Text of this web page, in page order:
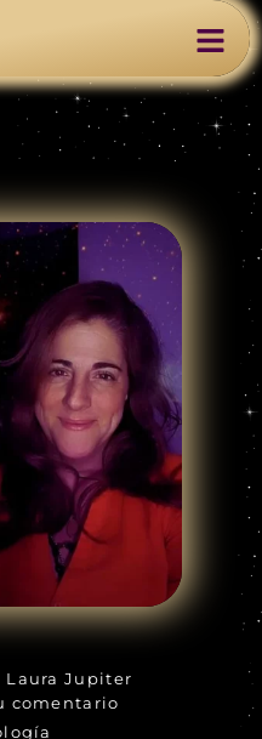
Laura Jupiter
comentario